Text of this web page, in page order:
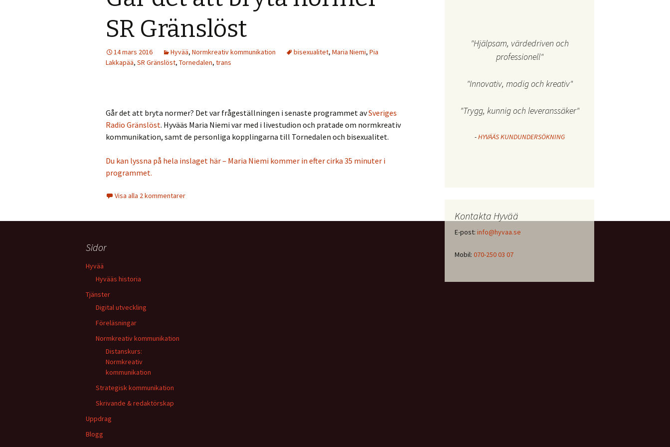
SR Gränslöst
14 mars 2016 Hyvää, Normkreativ kommunikation bisexualitet, Maria Niemi, Pia
Lakkapää, SR Gränslöst, Tornedalen, trans
Går det att bryta normer? Det var frågeställningen i senaste programmet avSveriges
Radio Gränslöst. Hyvääs Maria Niemi var med i livestudion och pratade om normkreativ
kommunikation, samt de personliga kopplingarna till Tornedalen och bisexualitet.
Du kan lyssna på hela inslaget här – Maria Niemi kommer in efter cirka 35 minuter i
programmet.
Visa alla 2 kommentarer
"Hjälpsam, värdedriven och
professionell"
"Innovativ, modig och kreativ"
"Trygg, kunnig och leveranssäker"
-HYVÄÄS KUNDUNDERSÖKNING
Kontakta Hyvää
E-post: info@hyvaa.se
Mobil: 070-250 03 07
Sidor
Hyvää
Hyvääs historia
Tjänster
Digital utveckling
Föreläsningar
Normkreativ kommunikation
Distanskurs:
Normkreativ
kommunikation
Strategisk kommunikation
Skrivande & redaktörskap
Uppdrag
Blogg